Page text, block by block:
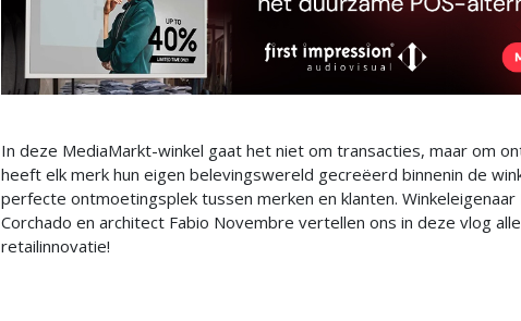
In deze MediaMarkt-winkel gaat het niet om transacties, maar om
heeft elk merk hun eigen belevingswereld gecreëerd binnenin de
perfecte ontmoetingsplek tussen merken en klanten. Winkeleigenaar
Corchado en architect Fabio Novembre vertellen ons in deze vlog
retailinnovatie!